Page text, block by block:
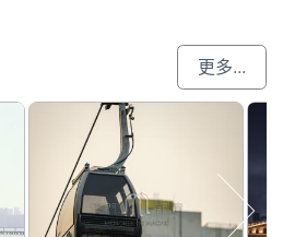
更多...